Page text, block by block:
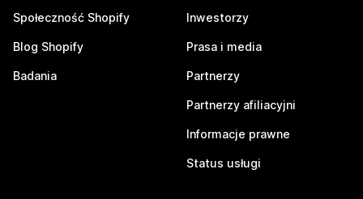
Społeczność Shopify
Blog Shopify
Badania
Inwestorzy
Prasa i media
Partnerzy
Partnerzy afiliacyjni
Informacje prawne
Status usługi